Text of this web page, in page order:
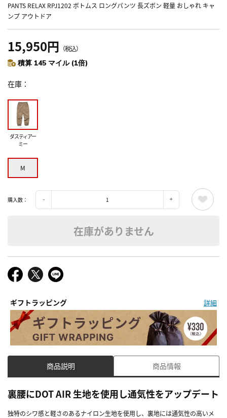
PANTS RELAX RPJ1202 ボトムス ロングパンツ 長ズボン 軽量 おしゃれ キャ
ンプ アウトドア
15,950円 （税込）
積算 145 マイル (1倍)
在庫
ダスティアー
ミー
M
購入数：
在庫がありません
ギフトラッピング 詳細
商品説明 商品情報
裏腰にDOT AIR 生地を使用し通気性をアップデート
独特のシワ感と軽さのあるナイロン生地を使用し、裏地には通気性の高いメ